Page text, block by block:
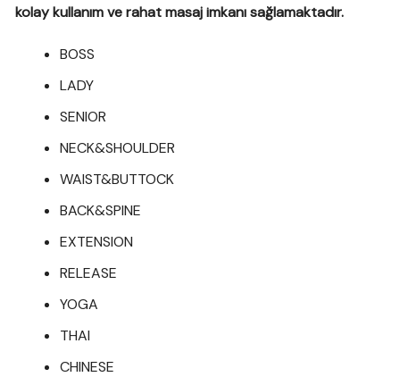
kolay kullanım ve rahat masaj imkanı sağlamaktadır.
BOSS
LADY
SENIOR
NECK&SHOULDER
WAIST&BUTTOCK
BACK&SPINE
EXTENSION
RELEASE
YOGA
THAI
CHINESE